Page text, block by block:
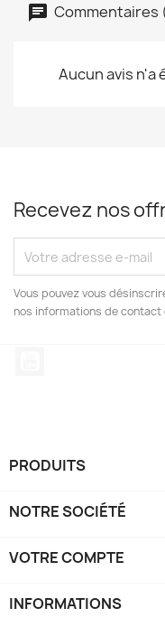
Commentaires
Aucun avis n'a
Recevez nos
Vous pouvez vous
nos informations de
PRODUITS
NOTRE SOCIÉTÉ
VOTRE COMPTE
INFORMATIONS